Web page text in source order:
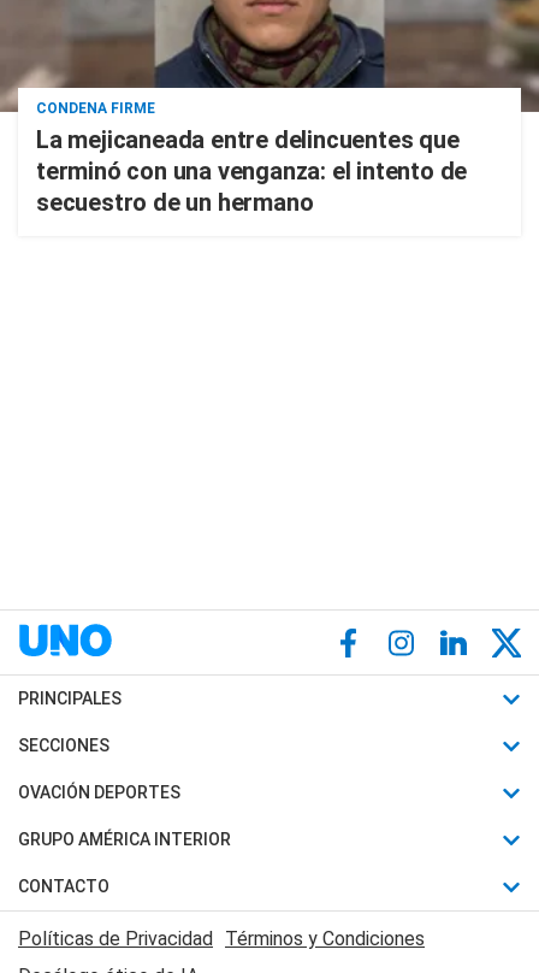
CONDENA FIRME
La mejicaneada entre delincuentes que
terminó con una venganza: el intento de
secuestro de un hermano
PRINCIPALES
Últimas Noticias
Política
Judiciales
Economia
SECCIONES
Horóscopo
Motores
Trucos caseros
Series y Películas
OVACIÓN DEPORTES
Fútbol
Mundial
Automovilismo
Rugby
GRUPO AMÉRICA INTERIOR
Canal 7 en Vivo
CONTACTO
Acerca de Nosotros
Políticas de Privacidad Términos y Condiciones